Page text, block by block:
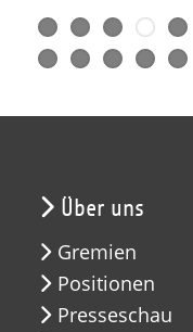
Über uns
Gremien
Positionen
Presseschau